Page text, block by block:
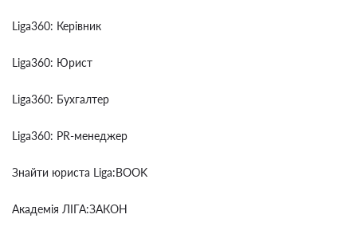
Liga360: Керівник
Liga360: Юрист
Liga360: Бухгалтер
Liga360: PR-менеджер
Знайти юриста Liga:BOOK
Академія ЛІГА:ЗАКОН